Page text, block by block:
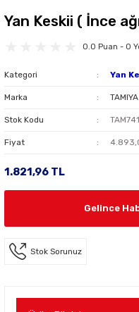
Yan Keskii ( İnce
0.0 Puan - 0
Kategori Yan
Marka TAMIYA
Stok Kodu
Fiyat
1.821,96 TL
Gelince
Stok Sorunuz